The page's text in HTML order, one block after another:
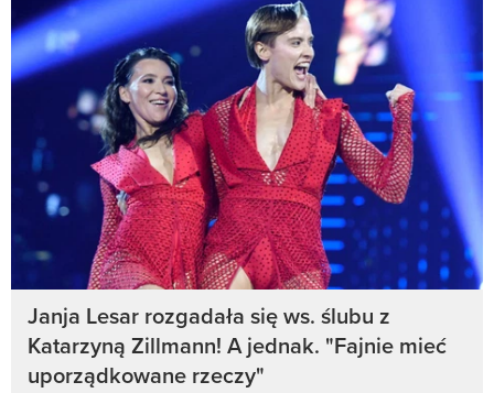
Janja Lesar rozgadała się ws. ślubu z
Katarzyną Zillmann! A jednak. "Fajnie mieć
uporządkowane rzeczy"